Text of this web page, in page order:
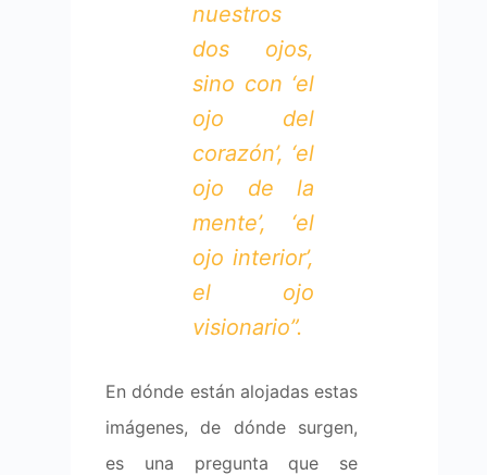
nuestros
dos ojos,
sino con ‘el
ojo del
corazón’, ‘el
ojo de la
mente’, ‘el
ojo interior’,
el ojo
visionario”.
En dónde están alojadas estas
imágenes, de dónde surgen,
es una pregunta que se